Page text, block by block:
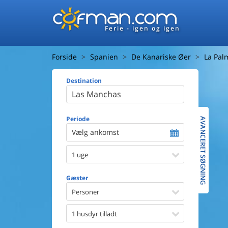
Ferie - igen og igen
Forside Spanien De Kanariske Øer La
Destination
Periode
Vælg ankomst
1 uge
Gæster
Personer
1 husdyr tilladt
Afstand til
Udsigt til
Faciliteter
Spa
AVANCERET SØGNING